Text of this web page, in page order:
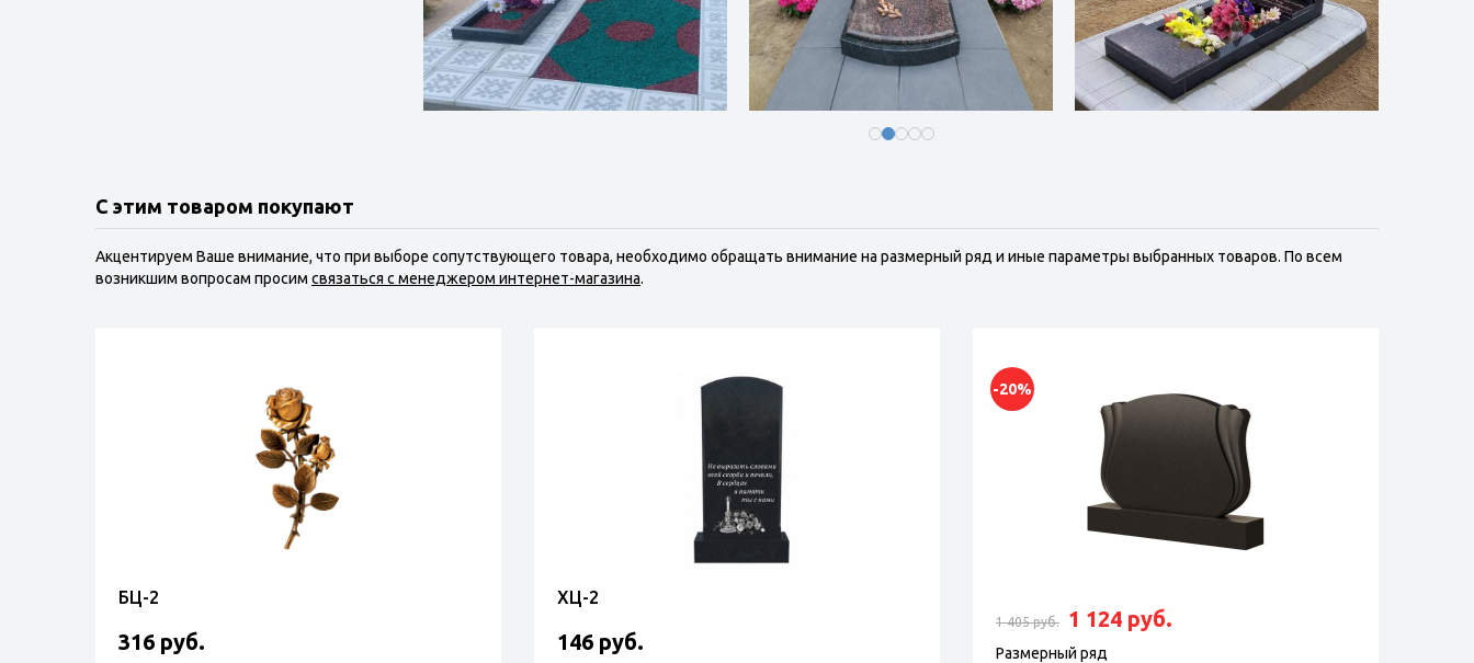
С этим товаром покупают
Акцентируем Ваше внимание, что при выборе сопутствующего товара, необходимо обращать внимание на размерный ряд и иные параметры выбранных товаров. По всем
возникшим вопросам просим связаться с менеджером интернет-магазина.
БЦ-2
316 руб.
ХЦ-2
146 руб.
-20%
1 405 руб. 1 124 руб.
Размерный ряд